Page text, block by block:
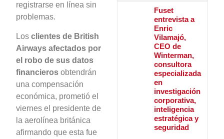
registrarse en línea sin
problemas.
Losclientes de British
Airways afectados por
el robo de sus datos
financieros obtendrán
una compensación
económica, prometió el
viernes el presidente de
la aerolínea británica
afirmando que esta fue
Fuset
entrevista a
Enric
Vilamajó,
CEO de
Winterman,
consultora
especializada
en
investigación
corporativa,
inteligencia
estratégica y
seguridad